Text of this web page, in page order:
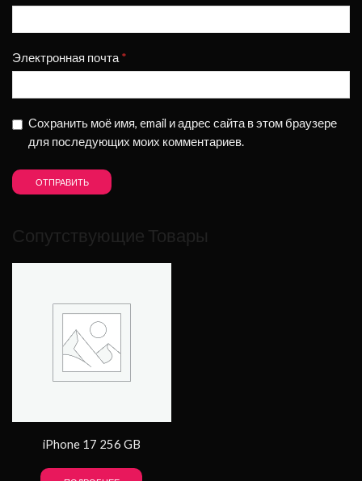
Электронная почта *
Сохранить моё имя, email и адрес сайта в этом браузере
для последующих моих комментариев.
Сопутствующие Товары
iPhone 17 256 GB